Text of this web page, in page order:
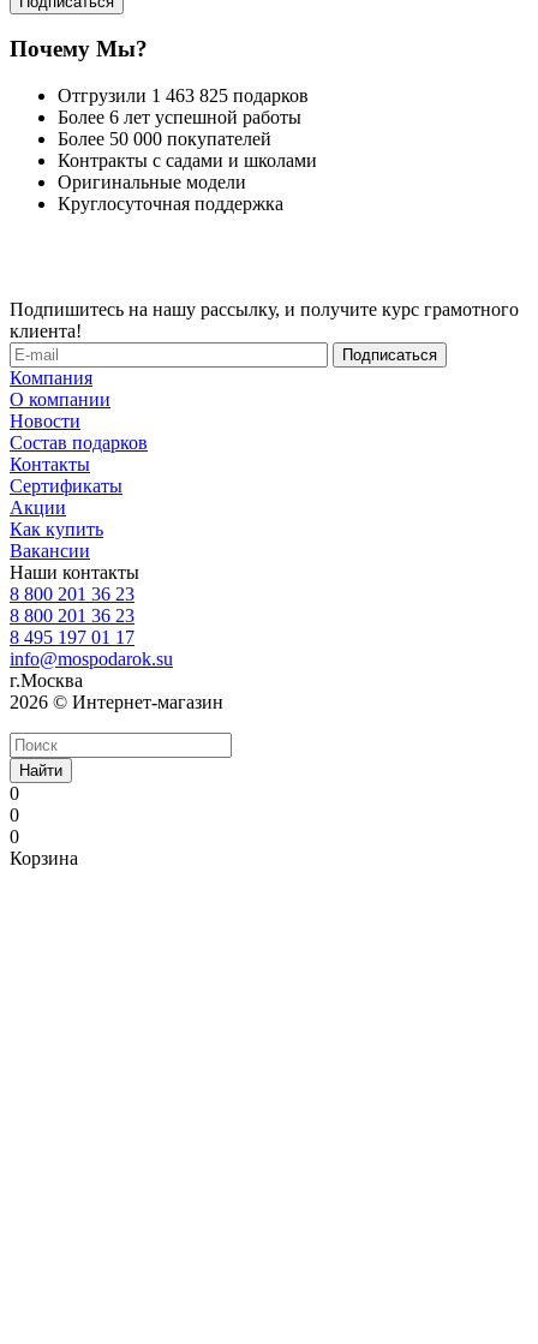
Почему Мы?
Отгрузили 1 463 825 подарков
Более 6 лет успешной работы
Более 50 000 покупателей
Контракты с садами и школами
Оригинальные модели
Круглосуточная поддержка
Подпишитесь на нашу рассылку, и получите курс грамотного
клиента!
Компания
О компании
Новости
Состав подарков
Контакты
Сертификаты
Акции
Как купить
Вакансии
Наши контакты
8 800 201 36 23
8 800 201 36 23
8 495 197 01 17
info@mospodarok.su
г.Москва
2026 © Интернет-магазин
Найти
0
0
0
Корзина